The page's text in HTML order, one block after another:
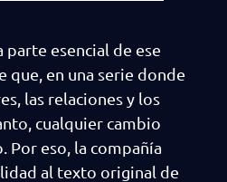
parte esencial de ese
que, en una serie donde
las relaciones y los
cualquier cambio
Por eso, la compañía
al texto original de